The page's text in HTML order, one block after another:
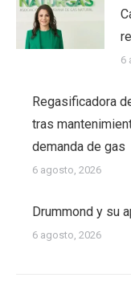
6
Regasificadora
tras
demanda de gas
6 agosto, 2026
Drummond y su
6 agosto, 2026